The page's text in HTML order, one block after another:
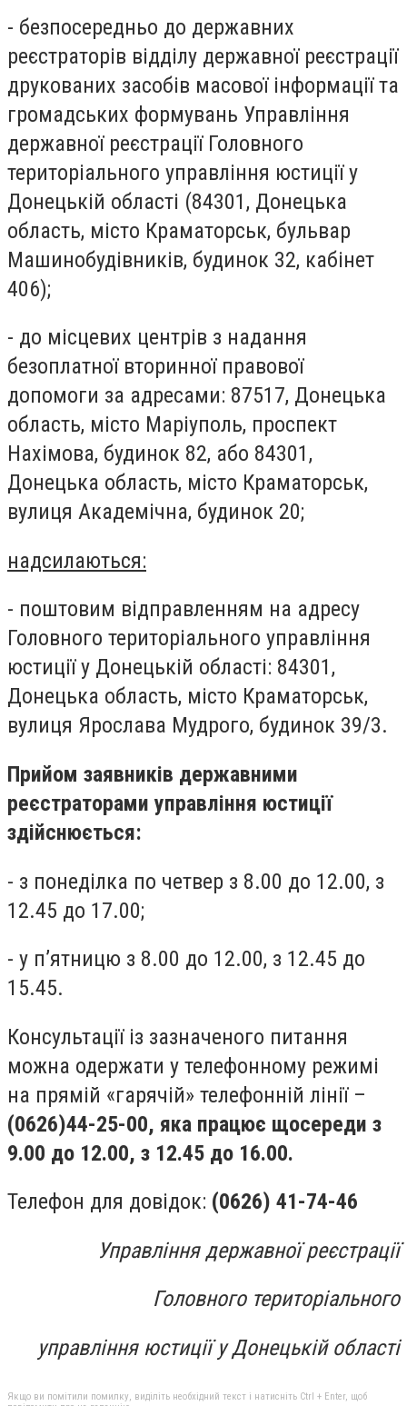
-​ безпосередньо до державних
реєстраторів відділу державної реєстрації
друкованих засобів масової інформації та
громадських формувань Управління
державної реєстрації Головного
територіального управління юстиції у
Донецькій області (84301, Донецька
область, місто Краматорськ, бульвар
Машинобудівників, будинок 32, кабінет
406);
- до місцевих центрів з надання
безоплатної вторинної правової
допомоги за адресами: 87517, Донецька
область, місто Маріуполь, проспект
Нахімова, будинок 82, або 84301,
Донецька область, місто Краматорськ,
вулиця Академічна, будинок 20;
надсилаються:
-​ поштовим відправленням на адресу
Головного територіального управління
юстиції у Донецькій області: 84301,
Донецька область, місто Краматорськ,
вулиця Ярослава Мудрого, будинок 39/3.
Прийом заявників державними
реєстраторами управління юстиції
здійснюється:
- з понеділка по четвер з 8.00 до 12.00, з
12.45 до 17.00;
- у п’ятницю з 8.00 до 12.00, з 12.45 до
15.45.
Консультації із зазначеного питання
можна одержати у телефонному режимі
на прямій «гарячій» телефонній лінії –
(0626)44-25-00, яка працює щосереди з
9.00 до 12.00, з 12.45 до 16.00.
Телефон для довідок: (0626) 41-74-46
Управління державної реєстрації
Головного територіального
управління юстиції у Донецькій області
Якщо ви помітили помилку, виділіть необхідний текст і натисніть Ctrl + Enter, щоб